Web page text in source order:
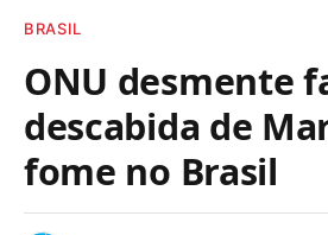
BRASIL
ONU desmente
descabida de
fome no Brasil